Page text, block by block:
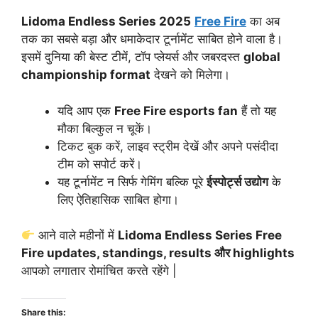
Lidoma Endless Series 2025 Free Fire का अब
तक का सबसे बड़ा और धमाकेदार टूर्नामेंट साबित होने वाला है।
इसमें दुनिया की बेस्ट टीमें, टॉप प्लेयर्स और जबरदस्त global
championship format देखने को मिलेगा।
यदि आप एक Free Fire esports fan हैं तो यह
मौका बिल्कुल न चूकें।
टिकट बुक करें, लाइव स्ट्रीम देखें और अपने पसंदीदा
टीम को सपोर्ट करें।
यह टूर्नामेंट न सिर्फ गेमिंग बल्कि पूरेईस्पोर्ट्स उद्योगके
लिए ऐतिहासिक साबित होगा।
आने वाले महीनों में Lidoma Endless Series Free
Fire updates, standings, results और highlights
आपको लगातार रोमांचित करते रहेंगे |
Share this: